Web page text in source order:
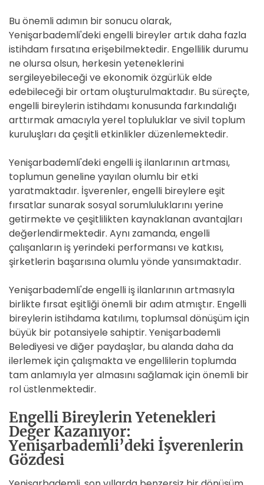
Bu önemli adımın bir sonucu olarak,
Yenişarbademli'deki engelli bireyler artık daha fazla
istihdam fırsatına erişebilmektedir. Engellilik durumu
ne olursa olsun, herkesin yeteneklerini
sergileyebileceği ve ekonomik özgürlük elde
edebileceği bir ortam oluşturulmaktadır. Bu süreçte,
engelli bireylerin istihdamı konusunda farkındalığı
arttırmak amacıyla yerel topluluklar ve sivil toplum
kuruluşları da çeşitli etkinlikler düzenlemektedir.
Yenişarbademli'deki engelli iş ilanlarının artması,
toplumun geneline yayılan olumlu bir etki
yaratmaktadır. İşverenler, engelli bireylere eşit
fırsatlar sunarak sosyal sorumluluklarını yerine
getirmekte ve çeşitlilikten kaynaklanan avantajları
değerlendirmektedir. Aynı zamanda, engelli
çalışanların iş yerindeki performansı ve katkısı,
şirketlerin başarısına olumlu yönde yansımaktadır.
Yenişarbademli'de engelli iş ilanlarının artmasıyla
birlikte fırsat eşitliği önemli bir adım atmıştır. Engelli
bireylerin istihdama katılımı, toplumsal dönüşüm için
büyük bir potansiyele sahiptir. Yenişarbademli
Belediyesi ve diğer paydaşlar, bu alanda daha da
ilerlemek için çalışmakta ve engellilerin toplumda
tam anlamıyla yer almasını sağlamak için önemli bir
rol üstlenmektedir.
Engelli Bireylerin Yetenekleri
Değer Kazanıyor:
Yenişarbademli’deki İşverenlerin
Gözdesi